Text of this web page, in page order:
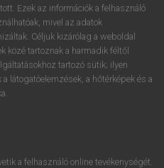
Ezek az információk a felhasználó
mivel az adatok
Céljuk kizárólag a weboldal
közé tartoznak a harmadik féltől
tartozó sütik; ilyen
látogatóelemzések, a hőtérképek és a
a felhasználó online tevékenységét.